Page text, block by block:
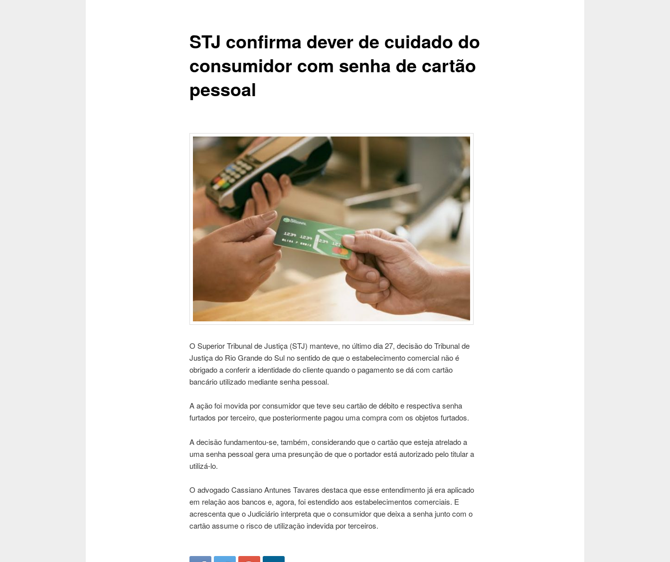
STJ confirma dever de cuidado do
consumidor com senha de cartão
pessoal
O Superior Tribunal de Justiça (STJ) manteve, no último dia 27, decisão do Tribunal de
Justiça do Rio Grande do Sul no sentido de que o estabelecimento comercial não é
obrigado a conferir a identidade do cliente quando o pagamento se dá com cartão
bancário utilizado mediante senha pessoal.
A ação foi movida por consumidor que teve seu cartão de débito e respectiva senha
furtados por terceiro, que posteriormente pagou uma compra com os objetos furtados.
A decisão fundamentou-se, também, considerando que o cartão que esteja atrelado a
uma senha pessoal gera uma presunção de que o portador está autorizado pelo titular a
utilizá-lo.
O advogado Cassiano Antunes Tavares destaca que esse entendimento já era aplicado
em relação aos bancos e, agora, foi estendido aos estabelecimentos comerciais. E
acrescenta que o Judiciário interpreta que o consumidor que deixa a senha junto com o
cartão assume o risco de utilização indevida por terceiros.